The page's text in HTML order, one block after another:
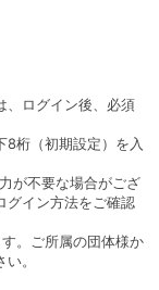
、ログイン後、必須
8桁（初期設定）を入
が不要な場合がござ
グイン方法をご確認
。ご所属の団体様か
。